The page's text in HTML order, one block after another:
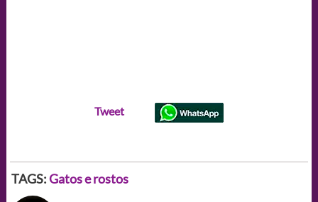
Tweet
TAGS:Gatos e rostos